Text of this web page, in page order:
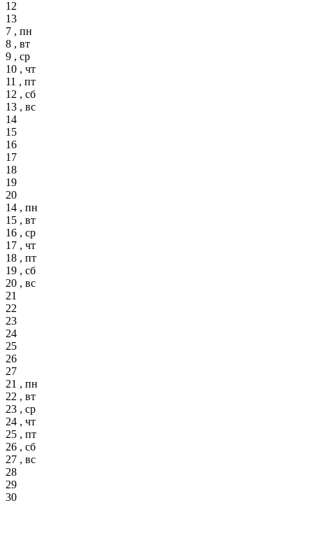
12
13
7 , пн
8 , вт
9 , ср
10 , чт
11 , пт
12 , сб
13 , вс
14
15
16
17
18
19
20
14 , пн
15 , вт
16 , ср
17 , чт
18 , пт
19 , сб
20 , вс
21
22
23
24
25
26
27
21 , пн
22 , вт
23 , ср
24 , чт
25 , пт
26 , сб
27 , вс
28
29
30